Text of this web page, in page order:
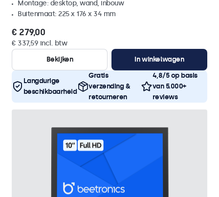
Montage: desktop, wand, inbouw
Buitenmaat: 225 x 176 x 34 mm
€ 279,00
€ 337,59 incl. btw
Bekijken
In winkelwagen
Langdurige
beschikbaarheid
Gratis
verzending &
retourneren
4,8/5 op basis
van 5.000+
reviews